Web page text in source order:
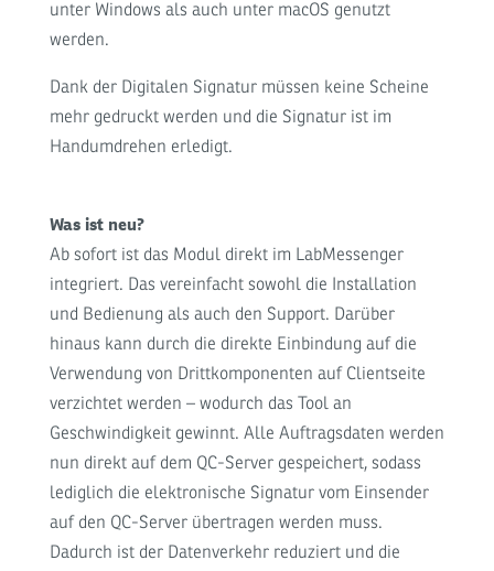
unter Windows als auch unter macOS genutzt
werden.
Dank der Digitalen Signatur müssen keine Scheine
mehr gedruckt werden und die Signatur ist im
Handumdrehen erledigt.
Was ist neu?
Ab sofort ist das Modul direkt im LabMessenger
integriert. Das vereinfacht sowohl die Installation
und Bedienung als auch den Support. Darüber
hinaus kann durch die direkte Einbindung auf die
Verwendung von Drittkomponenten auf Clientseite
verzichtet werden – wodurch das Tool an
Geschwindigkeit gewinnt. Alle Auftragsdaten werden
nun direkt auf dem QC-Server gespeichert, sodass
lediglich die elektronische Signatur vom Einsender
auf den QC-Server übertragen werden muss.
Dadurch ist der Datenverkehr reduziert und die